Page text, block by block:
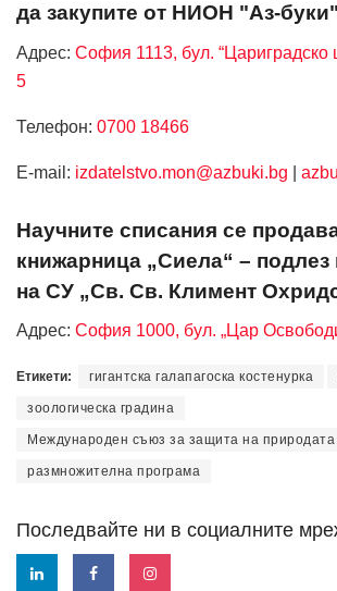
да закупите от НИОН "Аз-
Адрес: София 1113, бул.
5
Телефон: 0700 18466
Е-mail: izdatelstvo.mon@azbuki.bg
Научните списания се
книжарница „Сиела“ – подлез
на СУ „Св. Св. Климент
Адрес: София 1000, бул. „Цар
Етикети: гигантска галапагоска костенурка
зоологическа градина
Международен съюз за защита на природата
размножителна програма
Последвайте ни в социалните